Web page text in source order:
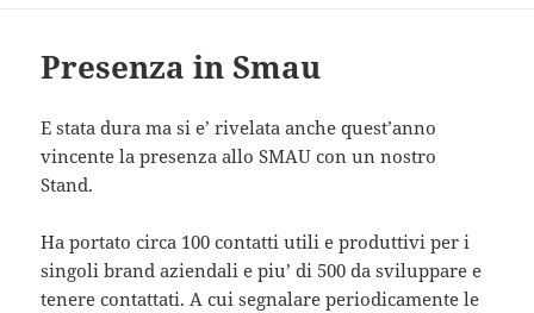
Presenza in Smau
E stata dura ma si e’ rivelata anche quest’anno
vincente la presenza allo SMAU con un nostro
Stand.
Ha portato circa 100 contatti utili e produttivi per i
singoli brand aziendali e piu’ di 500 da sviluppare e
tenere contattati. A cui segnalare periodicamente le